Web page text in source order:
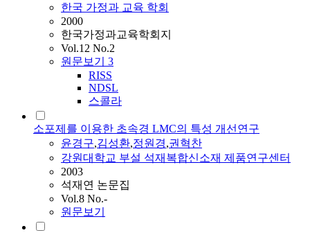
한국 가정과 교육 학회
2000
한국가정과교육학회지
Vol.12 No.2
원문보기 3
RISS
NDSL
스콜라
소포제를 이용한 초속경 LMC의 특성 개선연구
윤경구,김성환,정원경,권혁찬
강원대학교 부설 석재복합신소재 제품연구센터
2003
석재연 논문집
Vol.8 No.-
원문보기